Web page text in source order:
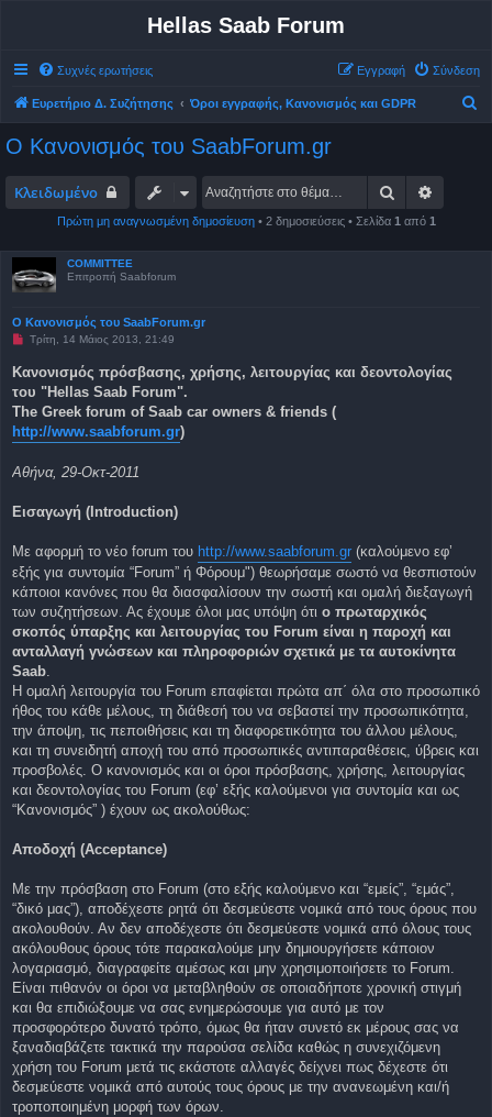
Hellas Saab Forum
Συχνές ερωτήσεις Σύνδεση
Εγγραφή
Ευρετήριο Δ. Συζήτησης Όροι εγγραφής, Κανονισμός και GDPR
Ο Κανονισμός του SaabForum.gr
Κλειδωμένο Αναζήτηση
Πρώτη μη αναγνωσμένη δημοσίευση• 2 δημοσιεύσεις • Σελίδα 1 από 1
COMMITTEE
Επιτροπή Saabforum
Ο Κανονισμός του SaabForum.gr
Μ
ν
α
ν
ω
σ
έ
δ
ο
ί
ε
σ
η
Τρίτη, 14 Μάιος 2013, 21:49
Κανονισμός πρόσβασης, χρήσης, λειτουργίας και δεοντολογίας
του "Hellas Saab Forum".
The Greek forum of Saab car owners & friends (
http://www.saabforum.gr)
Αθήνα, 29-Οκτ-2011
Εισαγωγή (Introduction)
Με αφορμή το νέο forum του http://www.saabforum.gr (καλούμενο εφ’
εξής για συντομία “Forum” ή Φόρουμ") θεωρήσαμε σωστό να θεσπιστούν
κάποιοι κανόνες που θα διασφαλίσουν την σωστή και ομαλή διεξαγωγή
των συζητήσεων. Ας έχουμε όλοι μας υπόψη ότι o πρωταρχικός
σκοπός ύπαρξης και λειτουργίας του Forum είναι η παροχή και
ανταλλαγή γνώσεων και πληροφοριών σχετικά με τα αυτοκίνητα
Saab.
Η ομαλή λειτουργία του Forum επαφίεται πρώτα απ΄ όλα στο προσωπικό
ήθος του κάθε μέλους, τη διάθεσή του να σεβαστεί την προσωπικότητα,
την άποψη, τις πεποιθήσεις και τη διαφορετικότητα του άλλου μέλους,
και τη συνειδητή αποχή του από προσωπικές αντιπαραθέσεις, ύβρεις και
προσβολές. Ο κανονισμός και οι όροι πρόσβασης, χρήσης, λειτουργίας
και δεοντολογίας του Forum (εφ’ εξής καλούμενοι για συντομία και ως
“Κανονισμός” ) έχουν ως ακολούθως:
Αποδοχή (Acceptance)
Με την πρόσβαση στο Forum (στο εξής καλούμενο και “εμείς”, “εμάς”,
“δικό μας”), αποδέχεστε ρητά ότι δεσμεύεστε νομικά από τους όρους που
ακολουθούν. Αν δεν αποδέχεστε ότι δεσμεύεστε νομικά από όλους τους
ακόλουθους όρους τότε παρακαλούμε μην δημιουργήσετε κάποιον
λογαριασμό, διαγραφείτε αμέσως και μην χρησιμοποιήσετε το Forum.
Είναι πιθανόν οι όροι να μεταβληθούν σε οποιαδήποτε χρονική στιγμή
και θα επιδιώξουμε να σας ενημερώσουμε για αυτό με τον
προσφορότερο δυνατό τρόπο, όμως θα ήταν συνετό εκ μέρους σας να
ξαναδιαβάζετε τακτικά την παρούσα σελίδα καθώς η συνεχιζόμενη
χρήση του Forum μετά τις εκάστοτε αλλαγές δείχνει πως δέχεστε ότι
δεσμεύεστε νομικά από αυτούς τους όρους με την ανανεωμένη και/ή
τροποποιημένη μορφή των όρων.